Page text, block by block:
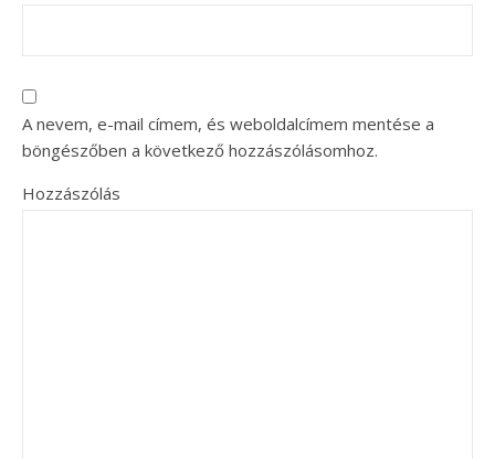
A nevem, e-mail címem, és weboldalcímem mentése a
böngészőben a következő hozzászólásomhoz.
Hozzászólás